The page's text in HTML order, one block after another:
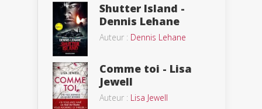
Shutter Island -
Dennis Lehane
Auteur : Dennis Lehane
Comme toi - Lisa
Jewell
Auteur : Lisa Jewell